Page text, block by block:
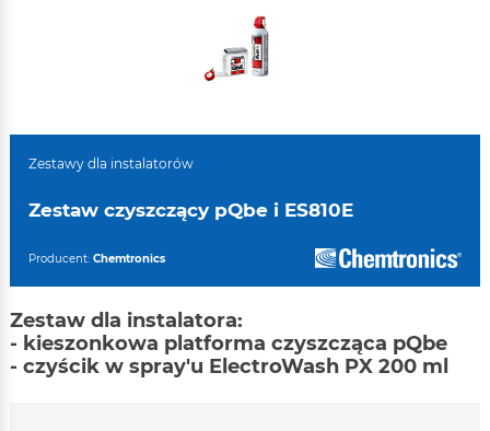
Zestawy dla instalatorów
Zestaw czyszczący pQbe i ES810E
Producent:Chemtronics
Zestaw dla instalatora:
- kieszonkowa platforma czyszcząca pQbe
- czyścik w spray'u ElectroWash PX 200 ml